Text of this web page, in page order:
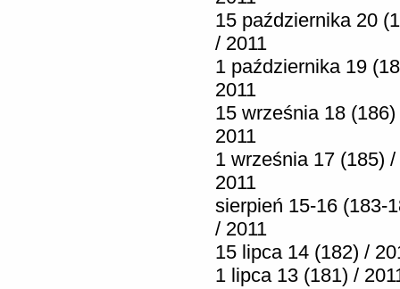
15 października 20
/ 2011
1 października 19
2011
15 września 18 (186)
2011
1 września 17 (185) /
2011
sierpień 15-16 (183-
/ 2011
15 lipca 14 (182) /
1 lipca 13 (181) /